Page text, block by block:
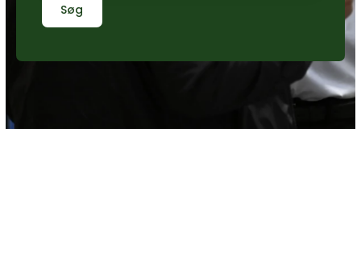
Søg